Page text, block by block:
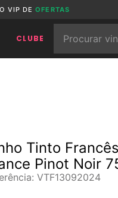
VIP DEOFERTAS
CLUBE
Tinto
Pinot Noir
: VTF13092024